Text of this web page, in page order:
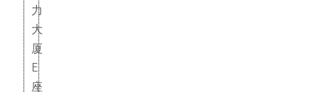
力
大
厦
E
座